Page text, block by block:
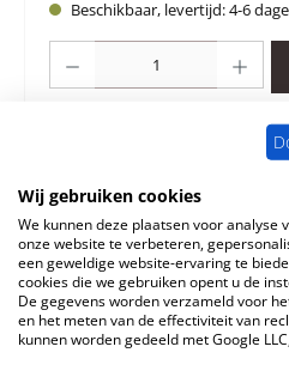
Beschikbaar, levertijd: 4-6
Vraag over
Beschrijving
Wij gebruiken cookies
We kunnen deze plaatsen voor analyse
onze website te verbeteren,
een geweldige website-ervaring te
cookies die we gebruiken opent u de
De gegevens worden verzameld voor
en het meten van de effectiviteit van
kunnen worden gedeeld met Google